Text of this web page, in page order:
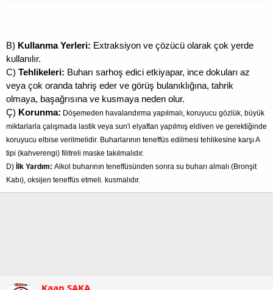
B) Kullanma Yerleri: Extraksiyon ve çözücü olarak çok yerde
kullanılır.
C) Tehlikeleri: Buharı sarhoş edici etkiyapar, ince dokuları az
veya çok oranda tahriş eder ve görüş bulanıklığına, tahrik
olmaya, başağrısına ve kusmaya neden olur.
Ç) Korunma: Döşemeden havalandırma yapılmalı, koruyucu gözlük, büyük
miktarlarla çalışmada lastik veya sun'i elyaftan yapılmış eldiven ve gerektiğinde
koruyucu elbise verilmelidir. Buharlarının teneffüs edilmesi tehlikesine karşı A
tipi (kahverengi) filitreli maske takılmalıdır.
D) İlk Yardım: Alkol buharının teneffüsünden sorıra su buharı almalı (Bronşit
Kabı), oksijen teneffüs etmeli. kusmalıdır.
Kaan SAKA